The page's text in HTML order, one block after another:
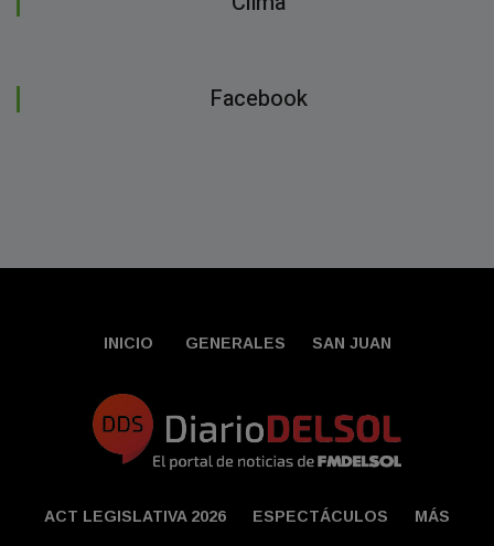
Facebook
INICIO GENERALES SAN JUAN
ACT LEGISLATIVA 2026 ESPECTÁCULOS MÁS